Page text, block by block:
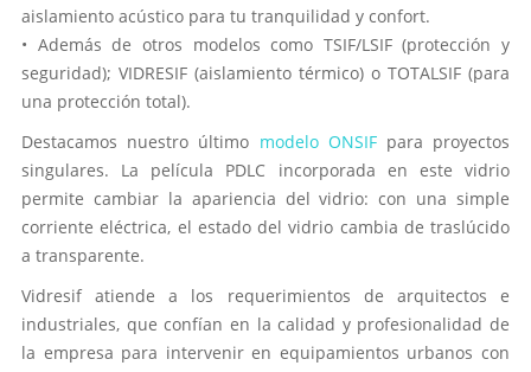
aislamiento acústico para tu tranquilidad y confort.
• Además de otros modelos como TSIF/LSIF (protección y
seguridad); VIDRESIF (aislamiento térmico) o TOTALSIF (para
una protección total).
Destacamos nuestro último modelo ONSIFpara proyectos
singulares. La película PDLC incorporada en este vidrio
permite cambiar la apariencia del vidrio: con una simple
corriente eléctrica, el estado del vidrio cambia de traslúcido
a transparente.
Vidresif atiende a los requerimientos de arquitectos e
industriales, que confían en la calidad y profesionalidad de
la empresa para intervenir en equipamientos urbanos con